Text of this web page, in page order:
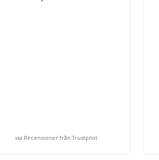
via Recensioner från Trustpilot